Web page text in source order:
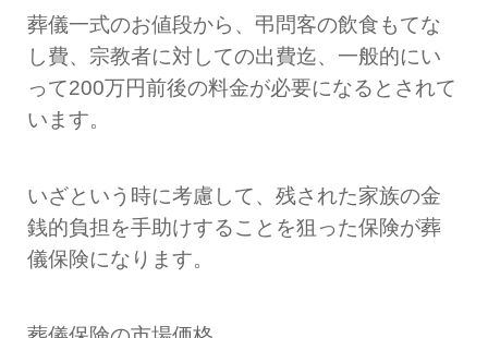
葬儀一式のお値段から、弔問客の飲食もてな
し費、宗教者に対しての出費迄、一般的にい
って200万円前後の料金が必要になるとされて
います。
いざという時に考慮して、残された家族の金
銭的負担を手助けすることを狙った保険が葬
儀保険になります。